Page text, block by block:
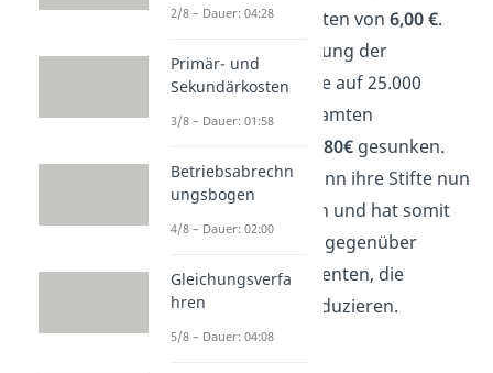
Bleistifte Stückkosten von 6,00 €.
Durch die Ausweitung der
Produktionsmenge auf 25.000
Stück sind die gesamten
2,80€gesunken.
Die Büro GmbH kann ihre Stifte nun
günstiger anbieten und hat somit
einenPreisvorteil
gegenüber
kleineren Konkurrenten, die
weniger Stifte produzieren.
2/8 – Dauer: 04:28
Primär- und
Sekundärkosten
3/8 – Dauer: 01:58
Betriebsabrechn
ungsbogen
4/8 – Dauer: 02:00
Gleichungsverfa
hren
5/8 – Dauer: 04:08